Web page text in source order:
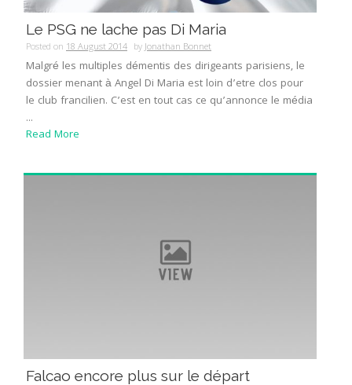
Le PSG ne lache pas Di Maria
Posted on 18 August 2014 byJonathan Bonnet
Malgré les multiples démentis des dirigeants parisiens, le
dossier menant à Angel Di Maria est loin d’etre clos pour
le club francilien. C’est en tout cas ce qu’annonce le média
...
Read More
Falcao encore plus sur le départ